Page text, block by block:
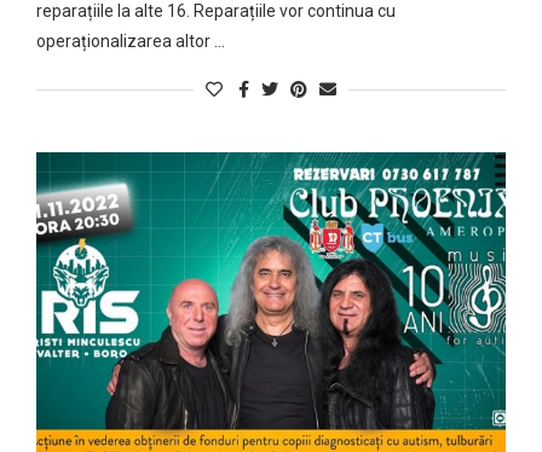
reparațiile la alte 16. Reparațiile vor continua cu
operaționalizarea altor …